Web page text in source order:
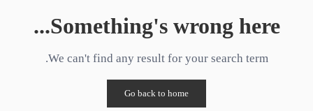
Something's wrong here...
We can't find any result for your search term.
Go back to home